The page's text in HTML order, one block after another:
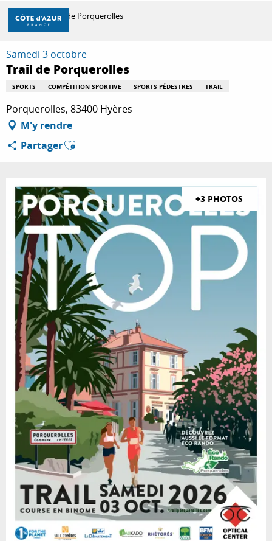
Aller
contenu
principal
DÉCOUVRIR
À FAIRE
SÉJOURNER
Accueil Trail de Porquerolles
Samedi 3 octobre
Trail de Porquerolles
SPORTS COMPÉTITION SPORTIVE SPORTS PÉDESTRES TRAIL
Porquerolles, 83400 Hyères
M'y rendre
PartagerAjouter aux favoris
+3 PHOTOS